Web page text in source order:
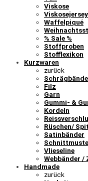
Viskose
Viskosejersey
Waffelpiqué
% Sale %
Stoffproben
Stofflexikon
Kurzwaren
zurück
Filz
Garn
Gummi- &
Kordeln
Rüschen/
Satinbänder
Vlieseline
Webbänder /
Handmade
zurück